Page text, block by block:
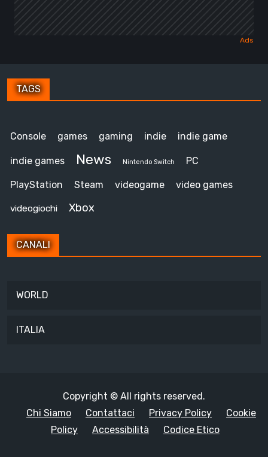
TAGS
Console games gaming indie indie game
indie games News Nintendo Switch PC
PlayStation Steam videogame video games
videogiochi Xbox
CANALI
WORLD
ITALIA
Copyright © All rights reserved.
Chi Siamo
Contattaci Privacy Policy
Cookie
Policy
Accessibilità Codice Etico